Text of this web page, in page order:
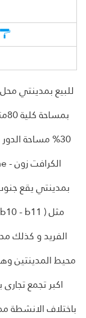
للبيع بمدينتي
بمدينتي يقع
الفريد و كذلك
محيط المدينتين
اكبر تجمع
باختلاف الانشطة